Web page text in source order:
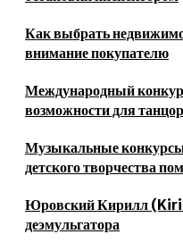
Как выбрать
внимание покупателю
Международный
возможности для
Музыкальные
детского творчества
Юровский Кирилл
деэмульгатора